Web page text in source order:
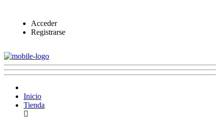
Acceder
Registrarse
Inicio
Tienda